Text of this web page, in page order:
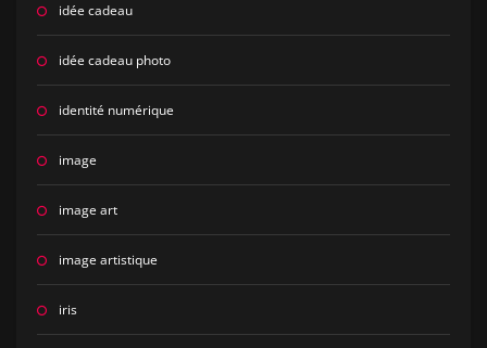
idée cadeau
idée cadeau photo
identité numérique
image
image art
image artistique
iris